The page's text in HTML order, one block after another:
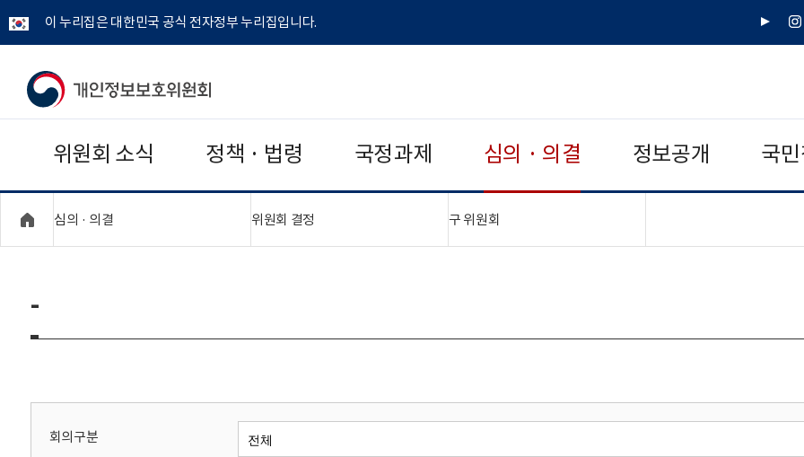
이 누리집은 대한민국 공식 전자정부 누리집입니다.
유
인
개
보
보
위
회
위원회 소식 정책 · 법령 국정과제 심의 · 의결 정보공개 국
심의 · 의결 위원회 결정 구 위원회
-
회의구분